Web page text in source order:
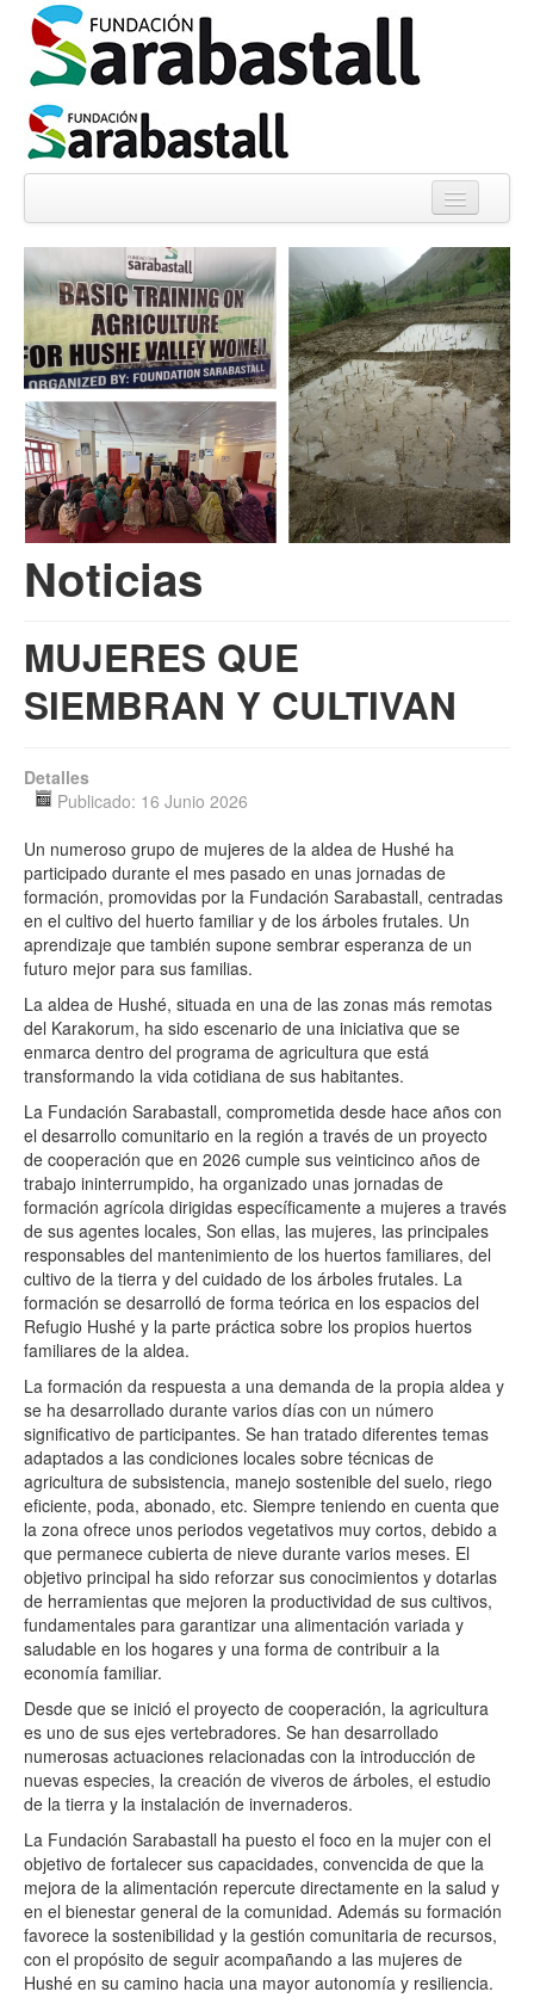
Noticias
Proyectos
Informes
Experiencias
Colabora
Librería solidaria
Multimedia
Noticias
MUJERES QUE
SIEMBRAN Y CULTIVAN
Detalles
Publicado: 16 Junio 2026
Un numeroso grupo de mujeres de la aldea de Hushé ha
participado durante el mes pasado en unas jornadas de
formación, promovidas por la Fundación Sarabastall, centradas
en el cultivo del huerto familiar y de los árboles frutales. Un
aprendizaje que también supone sembrar esperanza de un
futuro mejor para sus familias.
La aldea de Hushé, situada en una de las zonas más remotas
del Karakorum, ha sido escenario de una iniciativa que se
enmarca dentro del programa de agricultura que está
transformando la vida cotidiana de sus habitantes.
La Fundación Sarabastall, comprometida desde hace años con
el desarrollo comunitario en la región a través de un proyecto
de cooperación que en 2026 cumple sus veinticinco años de
trabajo ininterrumpido, ha organizado unas jornadas de
formación agrícola dirigidas específicamente a mujeres a través
de sus agentes locales, Son ellas, las mujeres, las principales
responsables del mantenimiento de los huertos familiares, del
cultivo de la tierra y del cuidado de los árboles frutales. La
formación se desarrolló de forma teórica en los espacios del
Refugio Hushé y la parte práctica sobre los propios huertos
familiares de la aldea.
La formación da respuesta a una demanda de la propia aldea y
se ha desarrollado durante varios días con un número
significativo de participantes. Se han tratado diferentes temas
adaptados a las condiciones locales sobre técnicas de
agricultura de subsistencia, manejo sostenible del suelo, riego
eficiente, poda, abonado, etc. Siempre teniendo en cuenta que
la zona ofrece unos periodos vegetativos muy cortos, debido a
que permanece cubierta de nieve durante varios meses. El
objetivo principal ha sido reforzar sus conocimientos y dotarlas
de herramientas que mejoren la productividad de sus cultivos,
fundamentales para garantizar una alimentación variada y
saludable en los hogares y una forma de contribuir a la
economía familiar.
Desde que se inició el proyecto de cooperación, la agricultura
es uno de sus ejes vertebradores. Se han desarrollado
numerosas actuaciones relacionadas con la introducción de
nuevas especies, la creación de viveros de árboles, el estudio
de la tierra y la instalación de invernaderos.
La Fundación Sarabastall ha puesto el foco en la mujer con el
objetivo de fortalecer sus capacidades, convencida de que la
mejora de la alimentación repercute directamente en la salud y
en el bienestar general de la comunidad. Además su formación
favorece la sostenibilidad y la gestión comunitaria de recursos,
con el propósito de seguir acompañando a las mujeres de
Hushé en su camino hacia una mayor autonomía y resiliencia.